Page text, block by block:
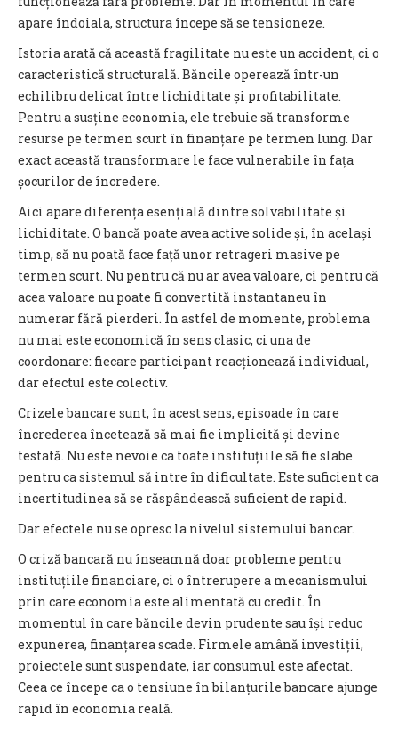
apare îndoiala, structura începe să se tensioneze.
Istoria arată că această fragilitate nu este un accident, ci o
caracteristică structurală. Băncile operează într-un
echilibru delicat între lichiditate și profitabilitate.
Pentru a susține economia, ele trebuie să transforme
resurse pe termen scurt în finanțare pe termen lung. Dar
exact această transformare le face vulnerabile în fața
șocurilor de încredere.
Aici apare diferența esențială dintre solvabilitate și
lichiditate. O bancă poate avea active solide și, în același
timp, să nu poată face față unor retrageri masive pe
termen scurt. Nu pentru că nu ar avea valoare, ci pentru că
acea valoare nu poate fi convertită instantaneu în
numerar fără pierderi. În astfel de momente, problema
nu mai este economică în sens clasic, ci una de
coordonare: fiecare participant reacționează individual,
dar efectul este colectiv.
Crizele bancare sunt, în acest sens, episoade în care
încrederea încetează să mai fie implicită și devine
testată. Nu este nevoie ca toate instituțiile să fie slabe
pentru ca sistemul să intre în dificultate. Este suficient ca
incertitudinea să se răspândească suficient de rapid.
Dar efectele nu se opresc la nivelul sistemului bancar.
O criză bancară nu înseamnă doar probleme pentru
instituțiile financiare, ci o întrerupere a mecanismului
prin care economia este alimentată cu credit. În
momentul în care băncile devin prudente sau își reduc
expunerea, finanțarea scade. Firmele amână investiții,
proiectele sunt suspendate, iar consumul este afectat.
Ceea ce începe ca o tensiune în bilanțurile bancare ajunge
rapid în economia reală.